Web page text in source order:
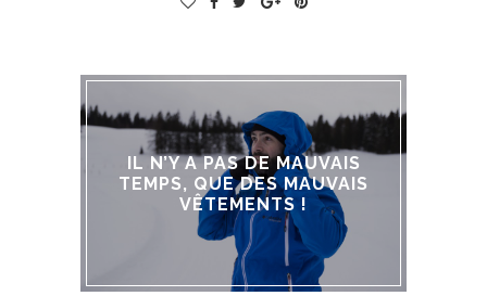
IL N’Y A PAS DE MAUVAIS
TEMPS, QUE DES MAUVAIS
VÊTEMENTS !